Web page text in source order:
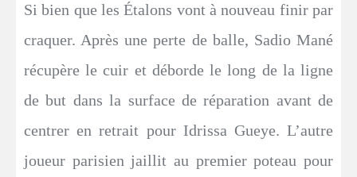
Si bien que les Étalons vont à nouveau finir par
craquer. Après une perte de balle, Sadio Mané
récupère le cuir et déborde le long de la ligne
de but dans la surface de réparation avant de
centrer en retrait pour Idrissa Gueye. L’autre
joueur parisien jaillit au premier poteau pour